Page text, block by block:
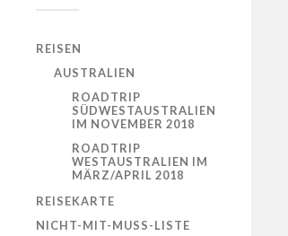
REISEN
AUSTRALIEN
ROADTRIP
SÜDWESTAUSTRALIEN
IM NOVEMBER 2018
ROADTRIP
WESTAUSTRALIEN IM
MÄRZ/APRIL 2018
REISEKARTE
NICHT-MIT-MUSS-LISTE